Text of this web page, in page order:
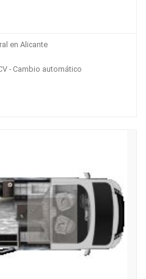
en Alicante
- Cambio automático